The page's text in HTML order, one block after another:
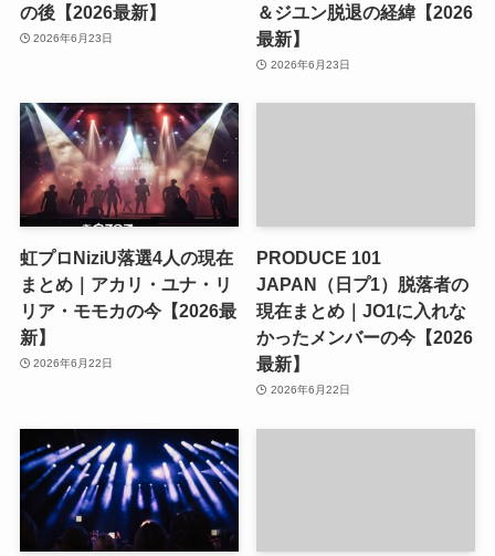
の後【2026最新】
2026年6月23日
＆ジユン脱退の経緯【2026
最新】
2026年6月23日
虹プロNiziU落選4人の現在
まとめ｜アカリ・ユナ・リ
リア・モモカの今【2026最
新】
2026年6月22日
PRODUCE 101
JAPAN（日プ1）脱落者の
現在まとめ｜JO1に入れな
かったメンバーの今【2026
最新】
2026年6月22日